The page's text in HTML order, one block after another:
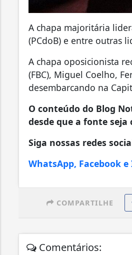
A chapa majoritária
(PCdoB) e entre outras
A chapa oposicionista
(FBC), Miguel Coelho,
desembarcando na
O conteúdo do Blog
desde que a fonte seja
Siga nossas redes
WhatsApp, Facebook
COMPARTILHE
Comentários: